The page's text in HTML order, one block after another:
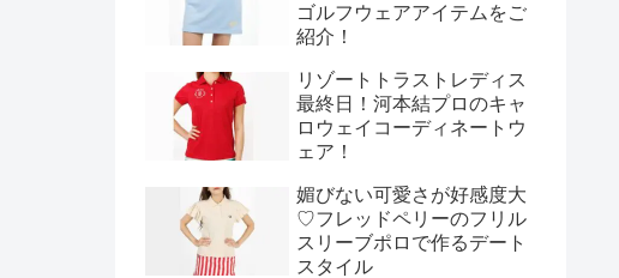
ゴルフウェアアイテムをご
紹介！
リゾートトラストレディス
最終日！河本結プロのキャ
ロウェイコーディネートウ
ェア！
媚びない可愛さが好感度大
♡フレッドペリーのフリル
スリーブポロで作るデート
スタイル